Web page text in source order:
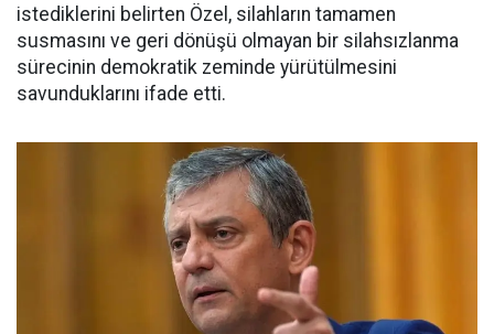
istediklerini belirten Özel, silahların tamamen
susmasını ve geri dönüşü olmayan bir silahsızlanma
sürecinin demokratik zeminde yürütülmesini
savunduklarını ifade etti.